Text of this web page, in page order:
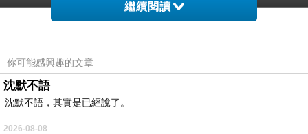
加納加利亞酒店 (Hotel Cannes Gallia) 的介紹在
如果有興趣到這附近玩的，不妨可以看看喔！
繼續閱讀
你可能感興趣的文章
沈默不語
沈默不語，其實是已經說了。
2026-08-08